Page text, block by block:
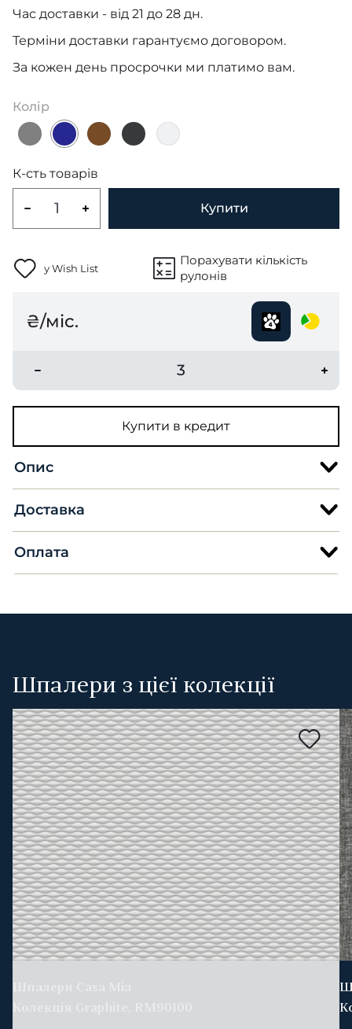
Час доставки - від 21 до 28 дн.
Терміни доставки гарантуємо договором.
За кожен день просрочки ми платимо вам.
Колір
К-сть товарів
Купити
у Wish List
Порахувати кількість
рулонів
₴/міс.
3
Купити в кредит
Опис
Доставка
Оплата
Шпалери з цієї колекції